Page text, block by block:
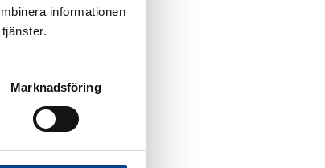
informationen
Marknadsföring